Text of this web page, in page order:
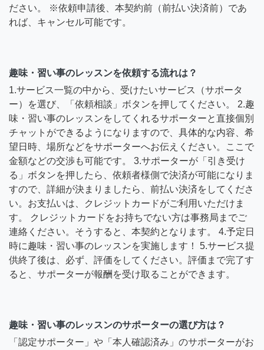
ださい。 ※依頼申請後、本契約前（前払い決済前）であ
れば、キャンセル可能です。
趣味・習い事のレッスンを依頼する流れは？
1.サービス一覧の中から、受けたいサービス（サポータ
ー）を選び、「依頼相談」ボタンを押してください。 2.趣
味・習い事のレッスンをしてくれるサポーターと直接個別
チャットができるようになりますので、具体的な内容、希
望日時、場所などをサポーターへお伝えください。ここで
金額などの交渉も可能です。 3.サポーターが「引き受け
る」ボタンを押したら、依頼者様側で決済が可能になりま
すので、詳細が決まりましたら、前払い決済をしてくださ
い。お支払いは、クレジットカードがご利用いただけま
す。 クレジットカードをお持ちでない方は事務局までご
連絡ください。そうすると、本契約となります。 4.予定日
時に趣味・習い事のレッスンを実施します！ 5.サービス提
供終了後は、必ず、評価をしてください。評価まで完了す
ると、サポーターが報酬を受け取ることができます。
趣味・習い事のレッスンのサポーターの選び方は？
「認定サポーター」や「本人確認済み」のサポーターがお